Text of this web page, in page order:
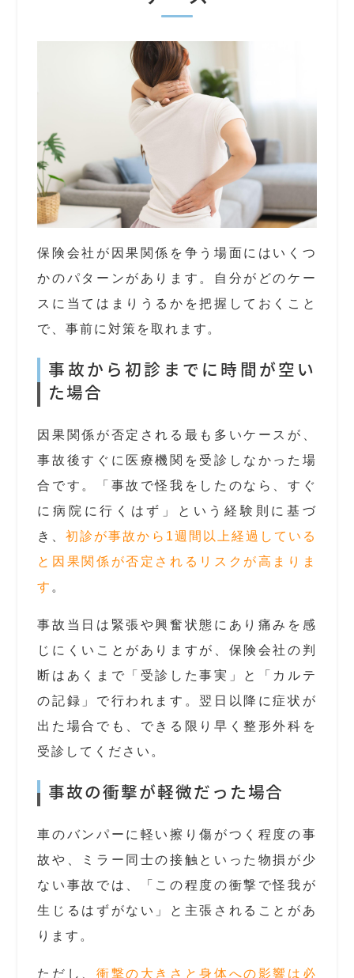
保険会社が因果関係を争う場面にはいくつ
かのパターンがあります。自分がどのケー
スに当てはまりうるかを把握しておくこと
で、事前に対策を取れます。
事故から初診までに時間が空い
た場合
因果関係が否定される最も多いケースが、
事故後すぐに医療機関を受診しなかった場
合です。「事故で怪我をしたのなら、すぐ
に病院に行くはず」という経験則に基づ
き、初診が事故から1週間以上経過している
と因果関係が否定されるリスクが高まりま
す 。
事故当日は緊張や興奮状態にあり痛みを感
じにくいことがありますが、保険会社の判
断はあくまで「受診した事実」と「カルテ
の記録」で行われます。翌日以降に症状が
出た場合でも、できる限り早く整形外科を
受診してください。
事故の衝撃が軽微だった場合
車のバンパーに軽い擦り傷がつく程度の事
故や、ミラー同士の接触といった物損が少
ない事故では、「この程度の衝撃で怪我が
生じるはずがない」と主張されることがあ
ります。
ただし、 衝撃の大きさと身体への影響は必